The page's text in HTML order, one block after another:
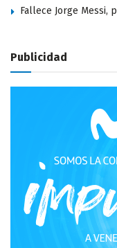
Fallece Jorge Messi,
Publicidad